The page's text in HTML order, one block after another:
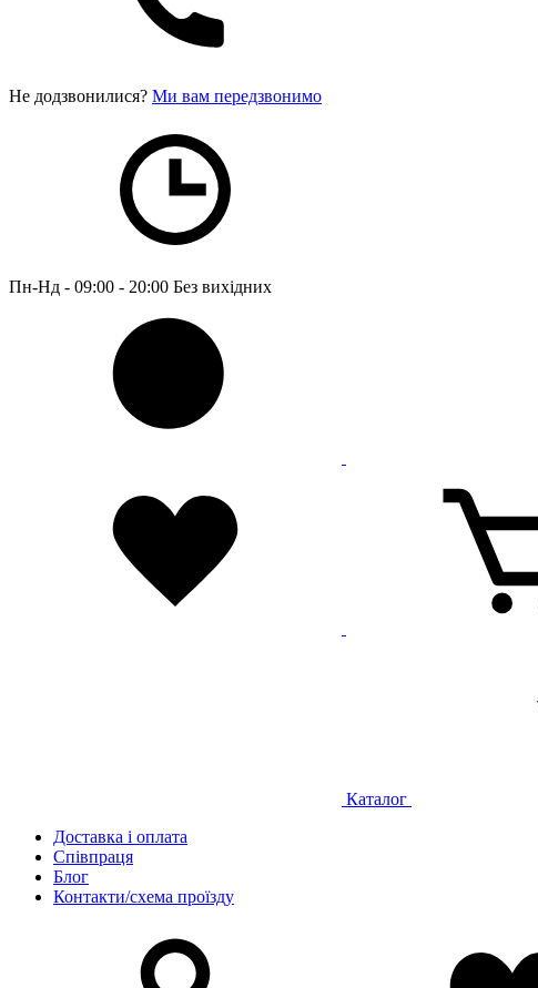
Не додзвонилися? Ми вам передзвонимо
Пн-Нд - 09:00 - 20:00 Без вихідних
Каталог
Доставка і оплата
Співпраця
Блог
Контакти/схема проїзду